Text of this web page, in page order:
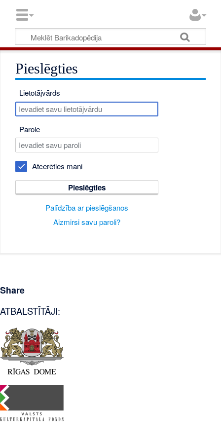
Pieslēgties
Lietotājvārds
Parole
Atcerēties mani
Pieslēgties
Palīdzība ar pieslēgšanos
Aizmirsi savu paroli?
Share
ATBALSTĪTĀJI: